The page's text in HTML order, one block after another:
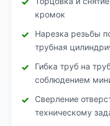
кромок
Нарезка резьбы
трубная
Гибка труб на
соблюдением
Сверление
техническому